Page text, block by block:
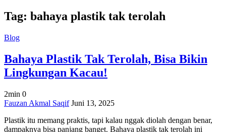
Tag: bahaya plastik tak terolah
Blog
Bahaya Plastik Tak Terolah, Bisa Bikin
Lingkungan Kacau!
2min 0
on
Plastik
Tak
Fauzan Akmal Saqif Juni 13, 2025
Plastik itu memang praktis, tapi kalau nggak diolah dengan benar,
dampaknya bisa panjang banget. Bahaya plastik tak terolah ini